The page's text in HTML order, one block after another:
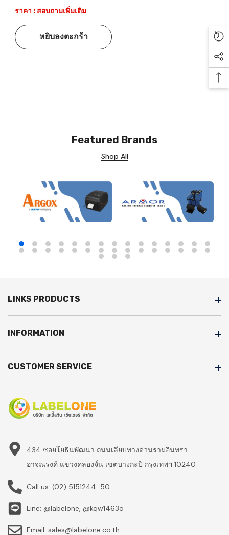
ราคา : สอบถามเพิ่มเติม
หยิบลงตะกร้า
Featured Brands
Shop All
LINKS PRODUCTS
INFORMATION
CUSTOMER SERVICE
434 ซอยโยธินพัฒนา ถนนเลียบทางด่วนรามอินทรา-
อาจณรงค์ แขวงคลองจั่น เขตบางกะปิ กรุงเทพฯ 10240
Call us: (02) 5151244-50
Line: @labelone, @kqw1463o
Email: sales@labelone.co.th